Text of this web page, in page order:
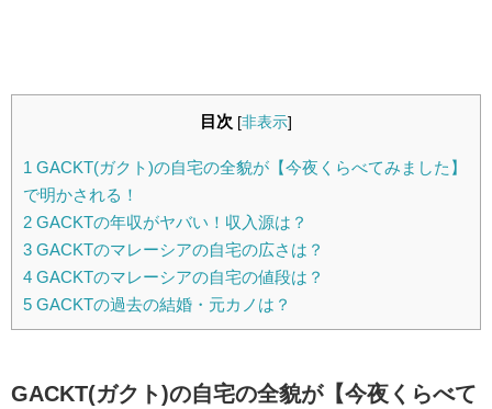
目次 [非表示]
1 GACKT(ガクト)の自宅の全貌が【今夜くらべてみました】
で明かされる！
2 GACKTの年収がヤバい！収入源は？
3 GACKTのマレーシアの自宅の広さは？
4 GACKTのマレーシアの自宅の値段は？
5 GACKTの過去の結婚・元カノは？
GACKT(ガクト)の自宅の全貌が【今夜くらべて